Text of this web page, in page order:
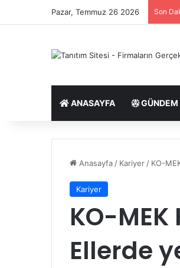
Pazar, Temmuz 26 2026 Son
ANASAYFA GÜNDEM
Anasayfa / Kariyer / KO-
Kariyer
KO-
Ellerde